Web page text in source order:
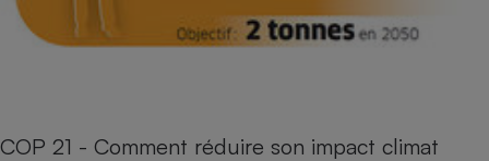
COP 21 - Comment réduire son impact climat